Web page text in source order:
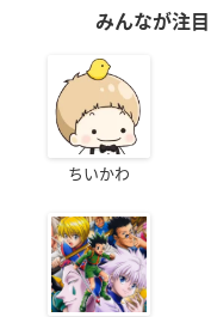
みんなが注
ちいかわ